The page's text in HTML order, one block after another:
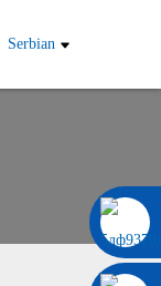
Serbian